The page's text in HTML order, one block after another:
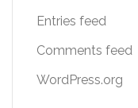
Entries feed
Comments feed
WordPress.org